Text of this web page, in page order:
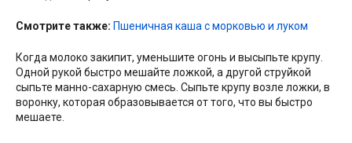
Смотрите также: Пшеничная каша с морковью и луком
Когда молоко закипит, уменьшите огонь и высыпьте крупу.
Одной рукой быстро мешайте ложкой, а другой струйкой
сыпьте манно-сахарную смесь. Сыпьте крупу возле ложки, в
воронку, которая образовывается от того, что вы быстро
мешаете.